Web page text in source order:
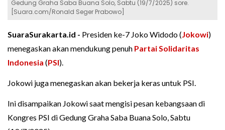
Gedung Graha Saba Buana Solo, Sabtu (19/7/2025) sore.
[Suara.com/Ronald Seger Prabowo]
SuaraSurakarta.id - Presiden ke-7 Joko Widodo (Jokowi)
menegaskan akan mendukung penuh Partai Solidaritas
Indonesia (PSI).
Jokowi juga menegaskan akan bekerja keras untuk PSI.
Ini disampaikan Jokowi saat mengisi pesan kebangsaan di
Kongres PSI di Gedung Graha Saba Buana Solo, Sabtu